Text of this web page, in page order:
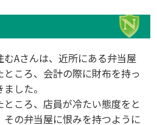
むAさんは、近所にある弁当屋
ころ、会計の際に財布を持っ
した。
ころ、店員が冷たい態度をと
の弁当屋に恨みを持つように